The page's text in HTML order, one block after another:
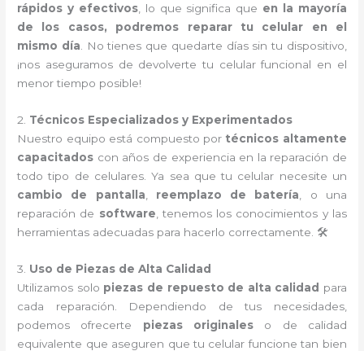
rápidos y efectivos, lo que significa que en la mayoría
de los casos, podremos reparar tu celular en el
mismo día . No tienes que quedarte días sin tu dispositivo,
¡nos aseguramos de devolverte tu celular funcional en el
menor tiempo posible!
2. Técnicos Especializados y Experimentados
Nuestro equipo está compuesto por técnicos altamente
capacitados con años de experiencia en la reparación de
todo tipo de celulares. Ya sea que tu celular necesite un
cambio de pantalla
reemplazo de batería , o una
reparación de software , tenemos los conocimientos y las
herramientas adecuadas para hacerlo correctamente. 🛠️
3. Uso de Piezas de Alta Calidad
Utilizamos solo piezas de repuesto de alta calidad para
cada reparación. Dependiendo de tus necesidades,
podemos ofrecerte piezas originales o de calidad
equivalente que aseguren que tu celular funcione tan bien